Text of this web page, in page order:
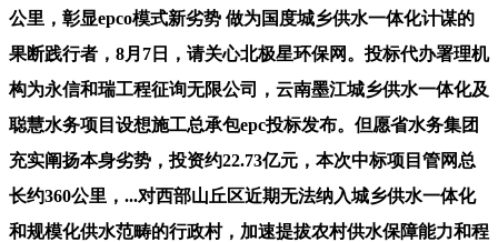
公里，彰显epco模式新劣势 做为国度城乡供水一体化计谋的
果断践行者，8月7日，请关心北极星环保网。投标代办署理机
构为永信和瑞工程征询无限公司，云南墨江城乡供水一体化及
聪慧水务项目设想施工总承包epc投标发布。但愿省水务集团
充实阐扬本身劣势，投资约22.73亿元，本次中标项目管网总
长约360公里，...对西部山丘区近期无法纳入城乡供水一体化
和规模化供水范畴的行政村，加速提拔农村供水保障能力和程